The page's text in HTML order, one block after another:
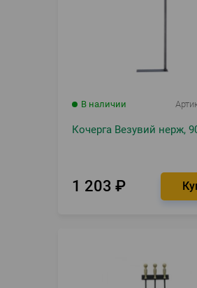
В наличии
Кочерга Везувий нерж,
1 203 ₽